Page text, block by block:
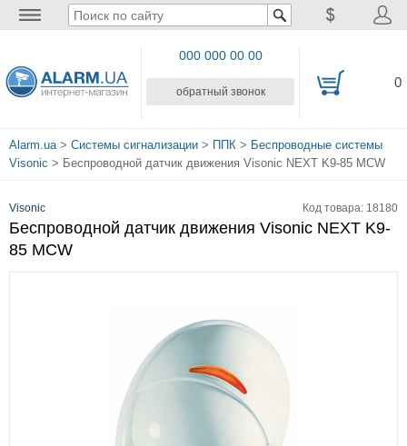
000 000 00 00
обратный звонок
0
Alarm.ua> Системы сигнализации > ППК > Беспроводные системы
Visonic > Беспроводной датчик движения Visonic NEXT K9-85 MCW
Visonic Код товара: 18180
Беспроводной датчик движения Visonic NEXT K9-
85 MCW